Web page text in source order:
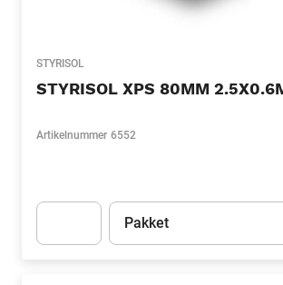
STYRISOL
STYRISOL XPS 80MM
Artikelnummer 6552
Eenheid
Pakket